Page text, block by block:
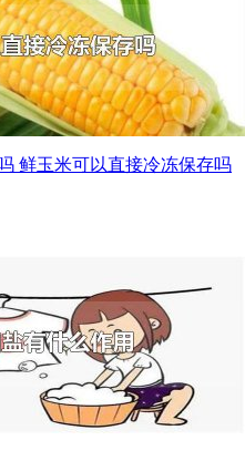
鲜玉米可以直接冷冻保存吗